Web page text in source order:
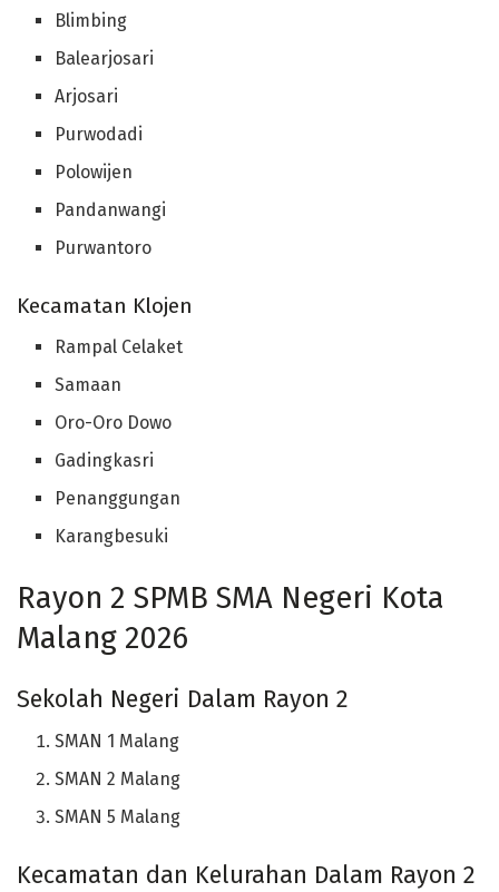
Blimbing
Balearjosari
Arjosari
Purwodadi
Polowijen
Pandanwangi
Purwantoro
Kecamatan Klojen
Rampal Celaket
Samaan
Oro-Oro Dowo
Gadingkasri
Penanggungan
Karangbesuki
Rayon 2 SPMB SMA Negeri Kota
Malang 2026
Sekolah Negeri Dalam Rayon 2
SMAN 1 Malang
SMAN 2 Malang
SMAN 5 Malang
Kecamatan dan Kelurahan Dalam Rayon 2